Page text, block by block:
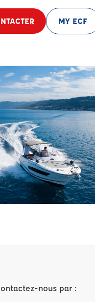
MY ECF
nous par :